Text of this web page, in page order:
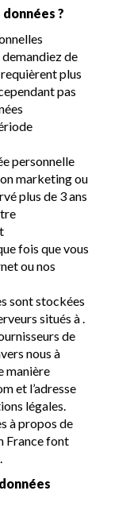
?
demandiez de
plus
pas
personnelle
marketing ou
plus de 3 ans
fois que vous
ou nos
sont stockées
situés à .
de
nous à
manière
et l’adresse
légales.
à propos de
France font